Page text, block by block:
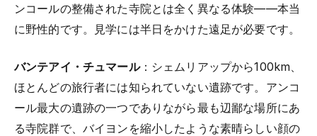
ンコールの整備された寺院とは全く異なる体験——本当
に野性的です。見学には半日をかけた遠足が必要です。
バンテアイ・チュマール：シェムリアップから100km、
ほとんどの旅行者には知られていない遺跡です。アンコ
ール最大の遺跡の一つでありながら最も辺鄙な場所にあ
る寺院群で、バイヨンを縮小したような素晴らしい顔の